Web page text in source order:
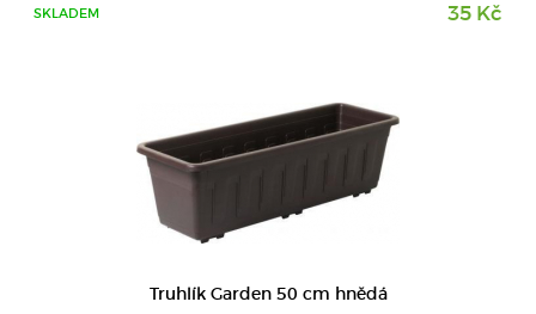
SKLADEM 35 Kč
Truhlík Garden 50 cm hnědá